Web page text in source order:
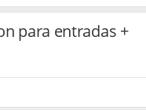
para entradas +